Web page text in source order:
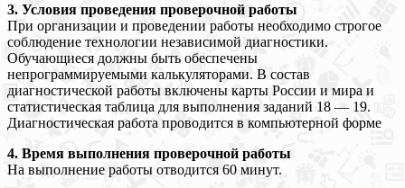
3. Условия проведения проверочной работы
При организации и проведении работы необходимо строгое
соблюдение технологии независимой диагностики.
Обучающиеся должны быть обеспечены
непрограммируемыми калькуляторами. В состав
диагностической работы включены карты России и мира и
статистическая таблица для выполнения заданий 18 — 19.
Диагностическая работа проводится в компьютерной форме
4. Время выполнения проверочной работы
На выполнение работы отводится 60 минут.